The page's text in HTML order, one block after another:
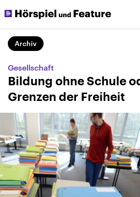
Archiv
Gesellschaft
Bildung ohne Schule
Grenzen der Freiheit